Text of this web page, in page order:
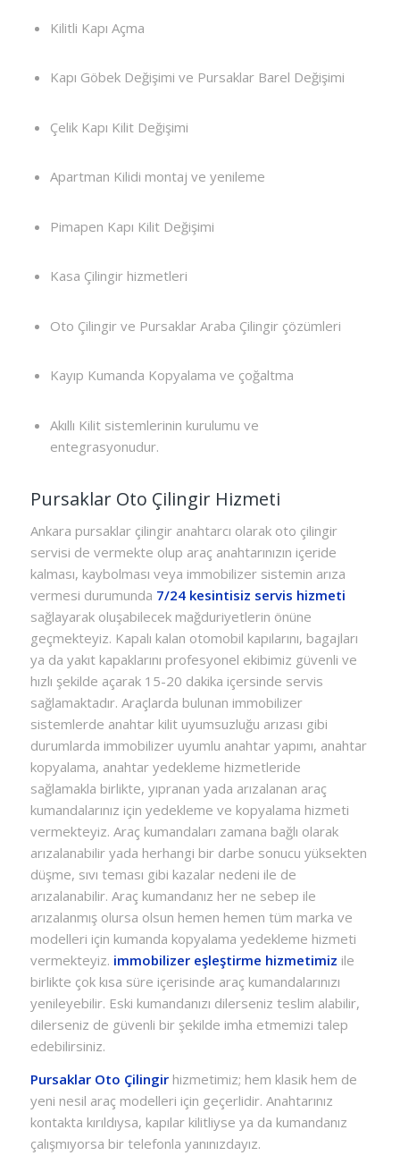
Kilitli Kapı Açma
Kapı Göbek Değişimi ve Pursaklar Barel Değişimi
Çelik Kapı Kilit Değişimi
Apartman Kilidi montaj ve yenileme
Pimapen Kapı Kilit Değişimi
Kasa Çilingir hizmetleri
Oto Çilingir ve Pursaklar Araba Çilingir çözümleri
Kayıp Kumanda Kopyalama ve çoğaltma
Akıllı Kilit sistemlerinin kurulumu ve
entegrasyonudur.
Pursaklar Oto Çilingir Hizmeti
Ankara pursaklar çilingir anahtarcı olarak oto çilingir
servisi de vermekte olup araç anahtarınızın içeride
kalması, kaybolması veya immobilizer sistemin arıza
vermesi durumunda 7/24 kesintisiz servis hizmeti
sağlayarak oluşabilecek mağduriyetlerin önüne
geçmekteyiz. Kapalı kalan otomobil kapılarını, bagajları
ya da yakıt kapaklarını profesyonel ekibimiz güvenli ve
hızlı şekilde açarak 15-20 dakika içersinde servis
sağlamaktadır. Araçlarda bulunan immobilizer
sistemlerde anahtar kilit uyumsuzluğu arızası gibi
durumlarda immobilizer uyumlu anahtar yapımı, anahtar
kopyalama, anahtar yedekleme hizmetleride
sağlamakla birlikte, yıpranan yada arızalanan araç
kumandalarınız için yedekleme ve kopyalama hizmeti
vermekteyiz. Araç kumandaları zamana bağlı olarak
arızalanabilir yada herhangi bir darbe sonucu yüksekten
düşme, sıvı teması gibi kazalar nedeni ile de
arızalanabilir. Araç kumandanız her ne sebep ile
arızalanmış olursa olsun hemen hemen tüm marka ve
modelleri için kumanda kopyalama yedekleme hizmeti
vermekteyiz. immobilizer eşleştirme hizmetimiz ile
birlikte çok kısa süre içerisinde araç kumandalarınızı
yenileyebilir. Eski kumandanızı dilerseniz teslim alabilir,
dilerseniz de güvenli bir şekilde imha etmemizi talep
edebilirsiniz.
Pursaklar Oto Çilingirhizmetimiz; hem klasik hem de
yeni nesil araç modelleri için geçerlidir. Anahtarınız
kontakta kırıldıysa, kapılar kilitliyse ya da kumandanız
çalışmıyorsa bir telefonla yanınızdayız.